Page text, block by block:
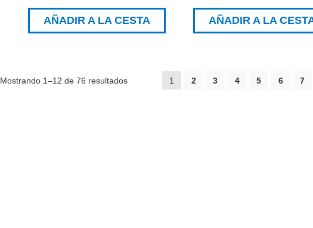
AÑADIR A LA CESTA AÑADIR A LA
Mostrando 1–12 de 76 resultados 1 2 3 4 5 6 7